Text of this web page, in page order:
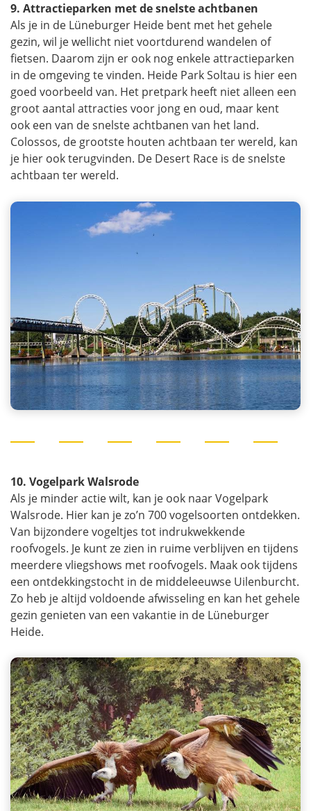
9. Attractieparken met de snelste achtbanen
Als je in de Lüneburger Heide bent met het gehele
gezin, wil je wellicht niet voortdurend wandelen of
fietsen. Daarom zijn er ook nog enkele attractieparken
in de omgeving te vinden. Heide Park Soltau is hier een
goed voorbeeld van. Het pretpark heeft niet alleen een
groot aantal attracties voor jong en oud, maar kent
ook een van de snelste achtbanen van het land.
Colossos, de grootste houten achtbaan ter wereld, kan
je hier ook terugvinden. De Desert Race is de snelste
achtbaan ter wereld.
10. Vogelpark Walsrode
Als je minder actie wilt, kan je ook naar Vogelpark
Walsrode. Hier kan je zo’n 700 vogelsoorten ontdekken.
Van bijzondere vogeltjes tot indrukwekkende
roofvogels. Je kunt ze zien in ruime verblijven en tijdens
meerdere vliegshows met roofvogels. Maak ook tijdens
een ontdekkingstocht in de middeleeuwse Uilenburcht.
Zo heb je altijd voldoende afwisseling en kan het gehele
gezin genieten van een vakantie in de Lüneburger
Heide.